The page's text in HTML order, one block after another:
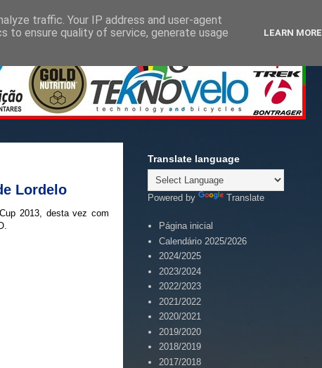
Lordelo
2013, desta vez com
Translate language
Powered by Translate
Página inicial
Calendário 2025/2026
2024/2025
2023/2024
2022/2023
2021/2022
2020/2021
2019/2020
2018/2019
2017/2018
traffic. Your IP address and user-agent
to ensure quality of service, generate usage
LEARN MORE